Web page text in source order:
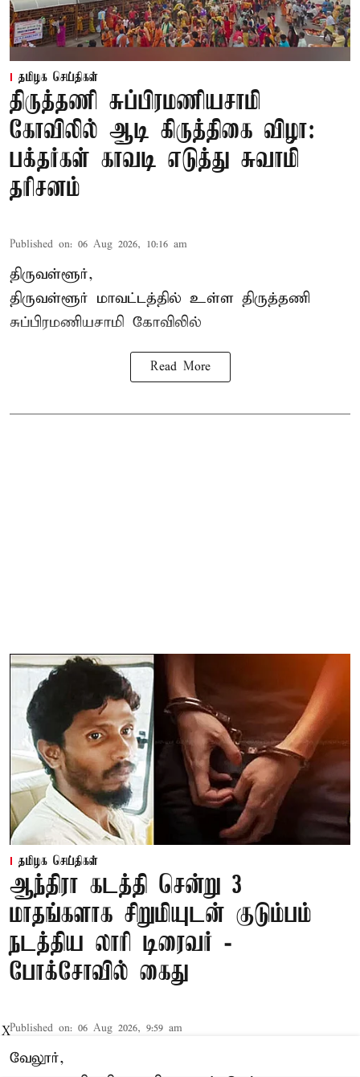
தமிழக செய்திகள்
திருத்தணி சுப்பிரமணியசாமி
கோவிலில் ஆடி கிருத்திகை விழா:
பக்தர்கள் காவடி எடுத்து சுவாமி
தரிசனம்
Published on: 06 Aug 2026, 10:16 am
திருவள்ளூர்,
திருவள்ளூர் மாவட்டத்தில் உள்ள திருத்தணி
சுப்பிரமணியசாமி கோவிலில்
Read More
தமிழக செய்திகள்
ஆந்திரா கடத்தி சென்று 3
மாதங்களாக சிறுமியுடன் குடும்பம்
நடத்திய லாரி டிரைவர் -
போக்சோவில் கைது
Published on: 06 Aug 2026, 9:59 am
வேலூர்,
X